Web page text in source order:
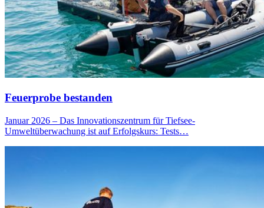
Feuerprobe bestanden
Januar 2026 – Das Innovationszentrum für Tiefsee-
Umweltüberwachung ist auf Erfolgskurs: Tests…